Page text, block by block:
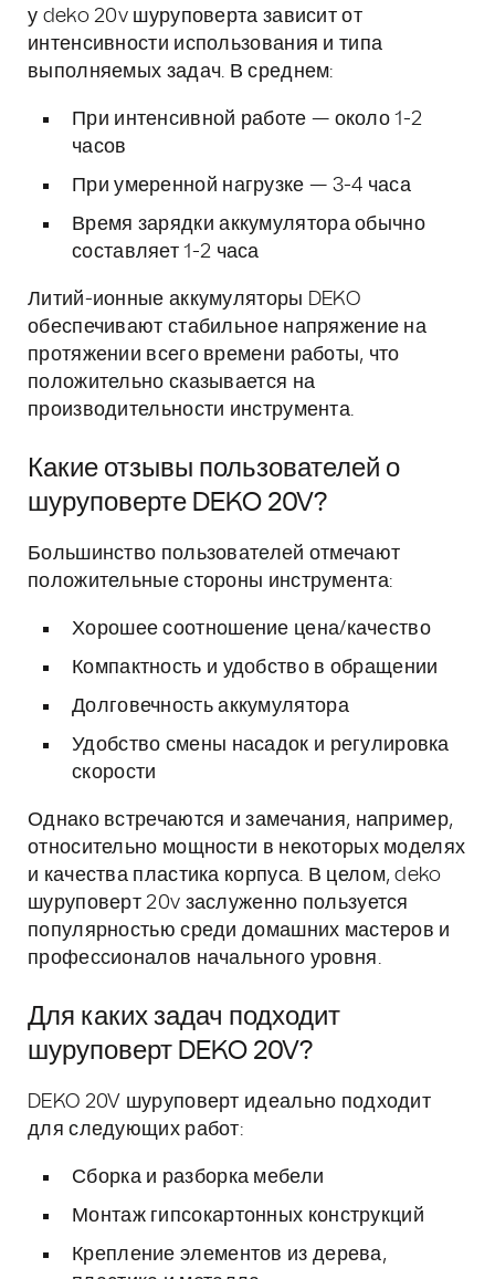
у deko 20v шуруповерта зависит от
интенсивности использования и типа
выполняемых задач. В среднем:
При интенсивной работе — около 1-2
часов
При умеренной нагрузке — 3-4 часа
Время зарядки аккумулятора обычно
составляет 1-2 часа
Литий-ионные аккумуляторы DEKO
обеспечивают стабильное напряжение на
протяжении всего времени работы, что
положительно сказывается на
производительности инструмента.
Какие отзывы пользователей о
шуруповерте DEKO 20V?
Большинство пользователей отмечают
положительные стороны инструмента:
Хорошее соотношение цена/качество
Компактность и удобство в обращении
Долговечность аккумулятора
Удобство смены насадок и регулировка
скорости
Однако встречаются и замечания, например,
относительно мощности в некоторых моделях
и качества пластика корпуса. В целом, deko
шуруповерт 20v заслуженно пользуется
популярностью среди домашних мастеров и
профессионалов начального уровня.
Для каких задач подходит
шуруповерт DEKO 20V?
DEKO 20V шуруповерт идеально подходит
для следующих работ:
Сборка и разборка мебели
Монтаж гипсокартонных конструкций
Крепление элементов из дерева,